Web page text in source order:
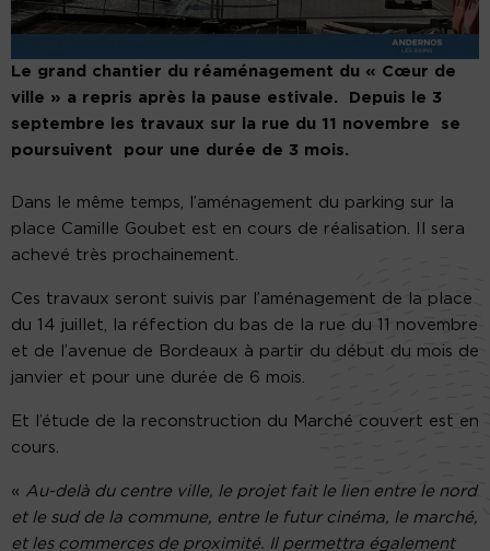
Le grand chantier du réaménagement du « Cœur de
ville » a repris après la pause estivale. Depuis le 3
septembre les travaux sur la rue du 11 novembre se
poursuivent pour une durée de 3 mois.
Dans le même temps, l’aménagement du parking sur la
place Camille Goubet est en cours de réalisation. Il sera
achevé très prochainement.
Ces travaux seront suivis par l’aménagement de la place
du 14 juillet, la réfection du bas de la rue du 11 novembre
et de l’avenue de Bordeaux à partir du début du mois de
janvier et pour une durée de 6 mois.
Et l’étude de la reconstruction du Marché couvert est en
cours.
« Au-delà du centre ville, le projet fait le lien entre le nord
et le sud de la commune, entre le futur cinéma, le marché,
et les commerces de proximité. Il permettra également